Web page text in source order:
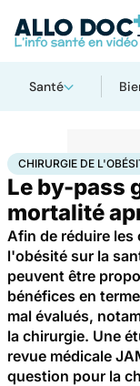
Santé
AccueilSantéMaladies
CHIRURGIE DE
Le by-pass
mortalité
Afin de réduire les
l'obésité sur la
peuvent être
bénéfices en
mal évalués,
la chirurgie. Une
revue médicale
question pour la